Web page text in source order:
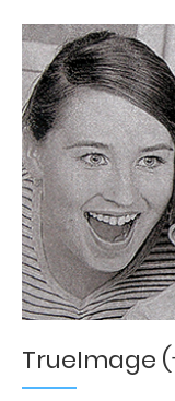
TrueImage (